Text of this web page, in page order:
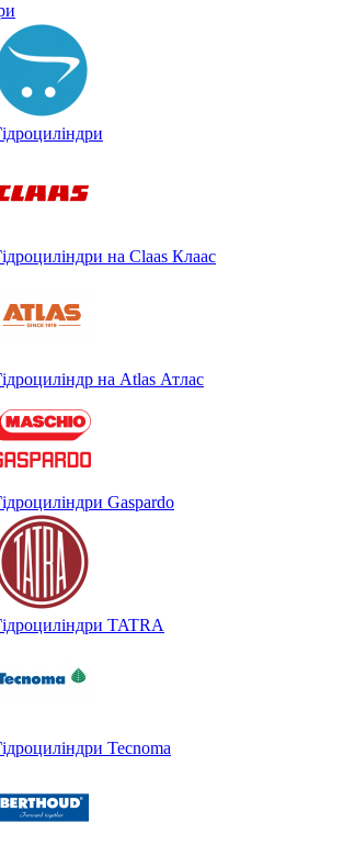
на Claas Клаас
на Atlas Атлас
Gaspardo
TATRA
Tecnoma